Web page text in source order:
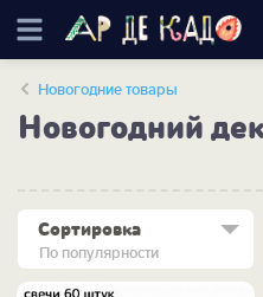
Новогодние товары
Новогодний
По популярности
Сортировка